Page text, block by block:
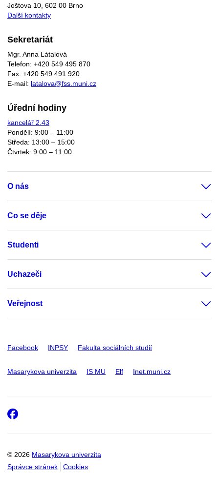
Joštova 10, 602 00 Brno
Další kontakty
Sekretariát
Mgr. Anna Látalová
Telefon: +420 549 495 870
Fax: +420 549 491 920
E-mail: latalova@fss.muni.cz
Úřední hodiny
kancelář 2.43
Pondělí: 9:00 – 11:00
Středa: 13:00 – 15:00
Čtvrtek: 9:00 – 11:00
O nás
Co se děje
Studenti
Uchazeči
Veřejnost
Facebook INPSY Fakulta sociálních studií
Masarykova univerzita IS MU Elf Inet.muni.cz
© 2026 Masarykova univerzita
Správce stránek
Cookies
Facebook